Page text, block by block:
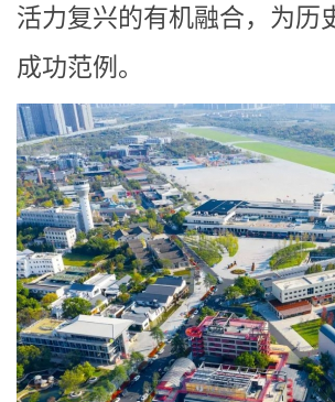
活力复兴的有机融合，为历
成功范例。